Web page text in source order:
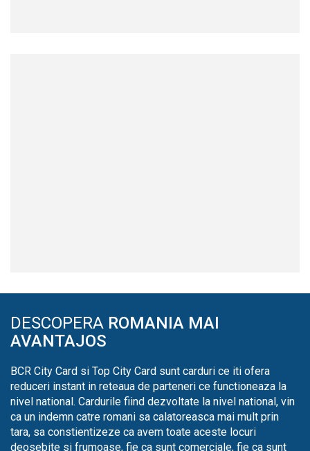
DESCOPERA ROMANIA MAI
AVANTAJOS
BCR City Card si Top City Card sunt carduri ce iti ofera
reduceri instant in reteaua de parteneri ce functioneaza la
nivel national. Cardurile fiind dezvoltate la nivel national, vin
ca un indemn catre romani sa calatoreasca mai mult prin
tara, sa constientizeze ca avem toate aceste locuri
deosebite si frumoase, fie ca sunt comerciale, fie ca sunt